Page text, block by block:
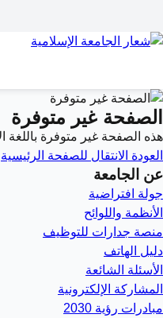
الصفحة غير متوفرة
هذه الصفحة غير متوفرة باللغة
العودة الانتقال للصفحة الرئيسية
عن الجامعة
جولة افتراضية
الأنظمة واللوائح
منصة جدارات للتوظيف
دليل الهاتف
الأسئلة الشائعة
المشاركة الإلكترونية
مبادرات رؤية 2030